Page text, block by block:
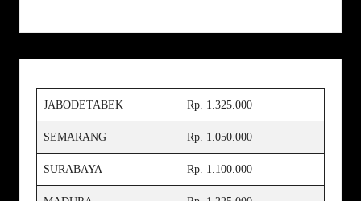
JABODETABEK Rp. 1.325.000
SEMARANG Rp. 1.050.000
SURABAYA Rp. 1.100.000